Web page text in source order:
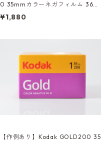
0 35mmカラーネガフィルム 36枚
撮り コダック (K011)
¥1,880
【作例あり】Kodak GOLD200 35